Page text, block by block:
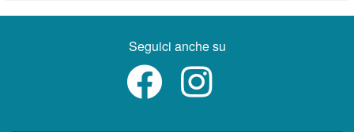
Seguici anche su